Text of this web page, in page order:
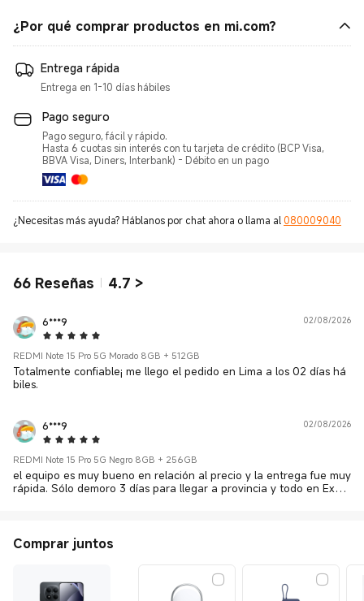
¿Por qué comprar productos en mi.com?
Entrega rápida
Entrega en 1-10 días hábiles
Pago seguro
Pago seguro, fácil y rápido.
Hasta 6 cuotas sin interés con tu tarjeta de crédito (BCP Visa,
BBVA Visa, Diners, Interbank) - Débito en un pago
¿Necesitas más ayuda? Háblanos por chat ahora o llama al 080009040
66 Reseñas 4.7 >
6***9
5 Star
02/08/2026
REDMI Note 15 Pro 5G Morado 8GB + 512GB
Totalmente confiable¡ me llego el pedido en Lima a los 02 días há
biles.
6***9
5 Star
02/08/2026
REDMI Note 15 Pro 5G Negro 8GB + 256GB
el equipo es muy bueno en relación al precio y la entrega fue muy
rápida. Sólo demoro 3 días para llegar a provincia y todo en Excel
Comprar juntos